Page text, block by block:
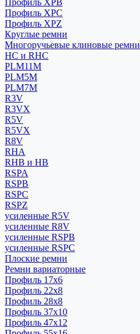
Профиль XPB
Профиль XPC
Профиль XPZ
Круглые ремни
Многоручьевые клиновые ремни
HC и RHC
PLM11M
PLM5M
PLM7M
R3V
R3VX
R5V
R5VX
R8V
RHA
RHB и HB
RSPA
RSPB
RSPC
RSPZ
усиленные R5V
усиленные R8V
усиленные RSPB
усиленные RSPC
Плоские ремни
Ремни вариаторные
Профиль 17x6
Профиль 22x8
Профиль 28x8
Профиль 37x10
Профиль 47x12